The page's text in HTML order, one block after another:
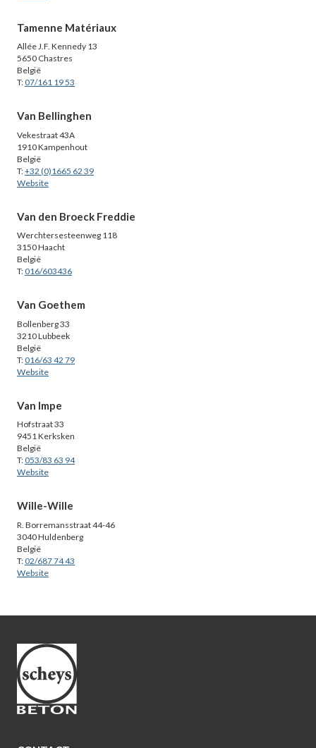
Tamenne Matériaux
Allée J.F. Kennedy 13
5650 Chastres
België
T:07/161 19 53
Van Bellinghen
Vekestraat 43A
1910 Kampenhout
België
T:+32 (0)1665 62 39
Website
Van den Broeck Freddie
Werchtersesteenweg 118
3150 Haacht
België
T:016/603436
Van Goethem
Bollenberg 33
3210 Lubbeek
België
T:016/63 42 79
Website
Van Impe
Hofstraat 33
9451 Kerksken
België
T:053/83 63 94
Website
Wille-Wille
R. Borremansstraat 44-46
3040 Huldenberg
België
T:02/687 74 43
Website